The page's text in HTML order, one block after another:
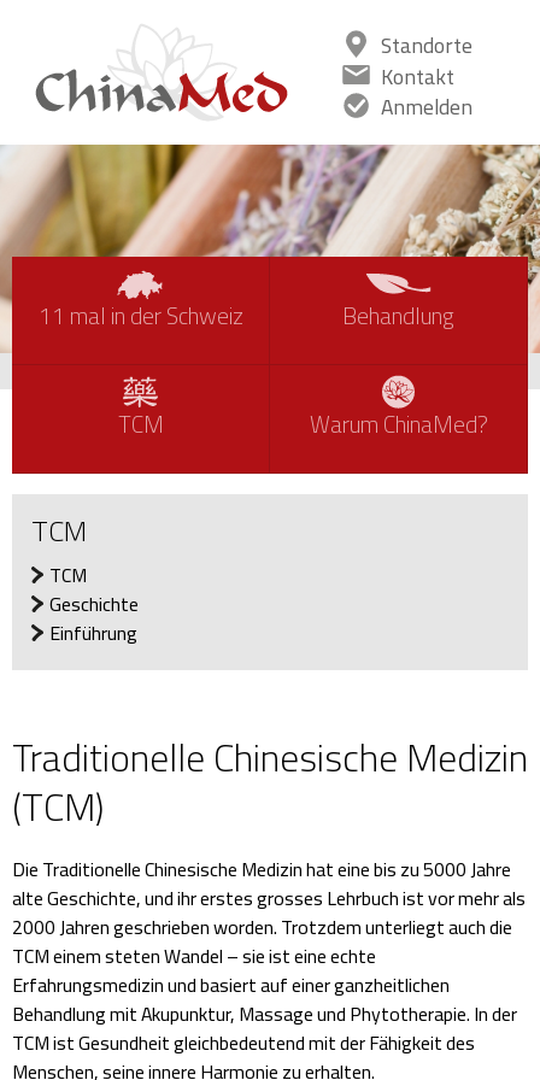
Standorte
Kontakt
Anmelden
11 mal in der Schweiz Behandlung
TCM Warum ChinaMed?
TCM
TCM
Geschichte
Einführung
Traditionelle Chinesische Medizin
(TCM)
Die Traditionelle Chinesische Medizin hat eine bis zu 5000 Jahre
alte Geschichte, und ihr erstes grosses Lehrbuch ist vor mehr als
2000 Jahren geschrieben worden. Trotzdem unterliegt auch die
TCM einem steten Wandel – sie ist eine echte
Erfahrungsmedizin und basiert auf einer ganzheitlichen
Behandlung mit Akupunktur, Massage und Phytotherapie. In der
TCM ist Gesundheit gleichbedeutend mit der Fähigkeit des
Menschen, seine innere Harmonie zu erhalten.